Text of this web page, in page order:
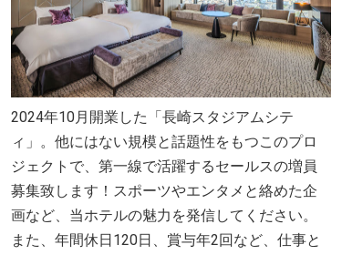
2024年10月開業した「長崎スタジアムシテ
ィ」。他にはない規模と話題性をもつこのプロ
ジェクトで、第一線で活躍するセールスの増員
募集致します！スポーツやエンタメと絡めた企
画など、当ホテルの魅力を発信してください。
また、年間休日120日、賞与年2回など、仕事と